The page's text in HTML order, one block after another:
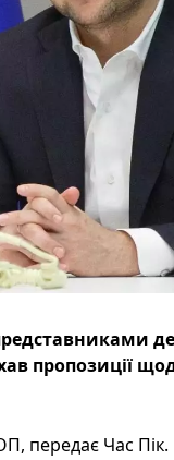
пропозиції
передає Час Пік.